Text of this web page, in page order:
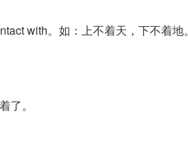
with。如：上不着天，下不着地。
了。